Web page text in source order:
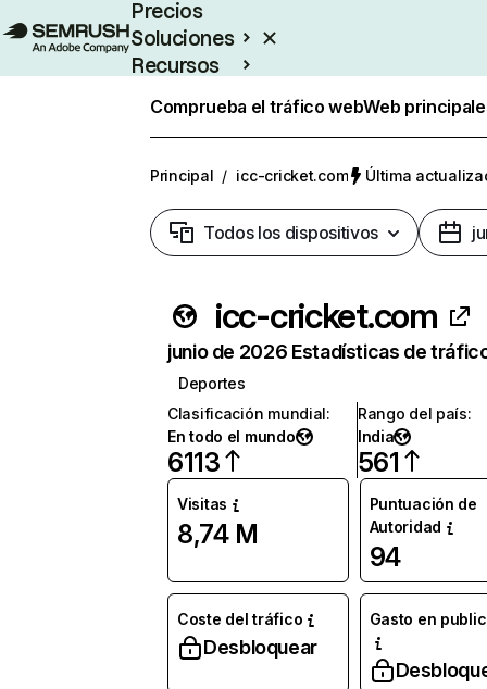
Precios
Soluciones
Recursos
Comprueba el tráfico webWeb
Principal / icc-cricket.com Última
Todos los dispositivos
icc-cricket.com
junio de 2026 Estadísticas de
Deportes
Clasificación mundial:
En todo el mundo
6113
Rango del país:
India
561
Visitas
8,74 M
Puntuación de
Autoridad
94
Coste del tráfico
Desbloquear
Gasto en